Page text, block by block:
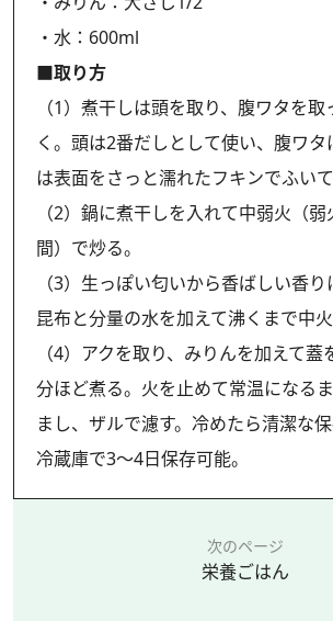
・水：600ml
■取り方
（1）煮干しは頭を取り、腹ワタを
く。頭は2番だしとして使い、腹ワ
は表面をさっと濡れたフキンでふいて
（2）鍋に煮干しを入れて中弱火（
間）で炒る。
（3）生っぽい匂いから香ばしい香り
昆布と分量の水を加えて沸くまで中火
（4）アクを取り、みりんを加えて
分ほど煮る。火を止めて常温になる
まし、ザルで濾す。冷めたら清潔な保
冷蔵庫で3～4日保存可能。
次のページ
栄養ごはん